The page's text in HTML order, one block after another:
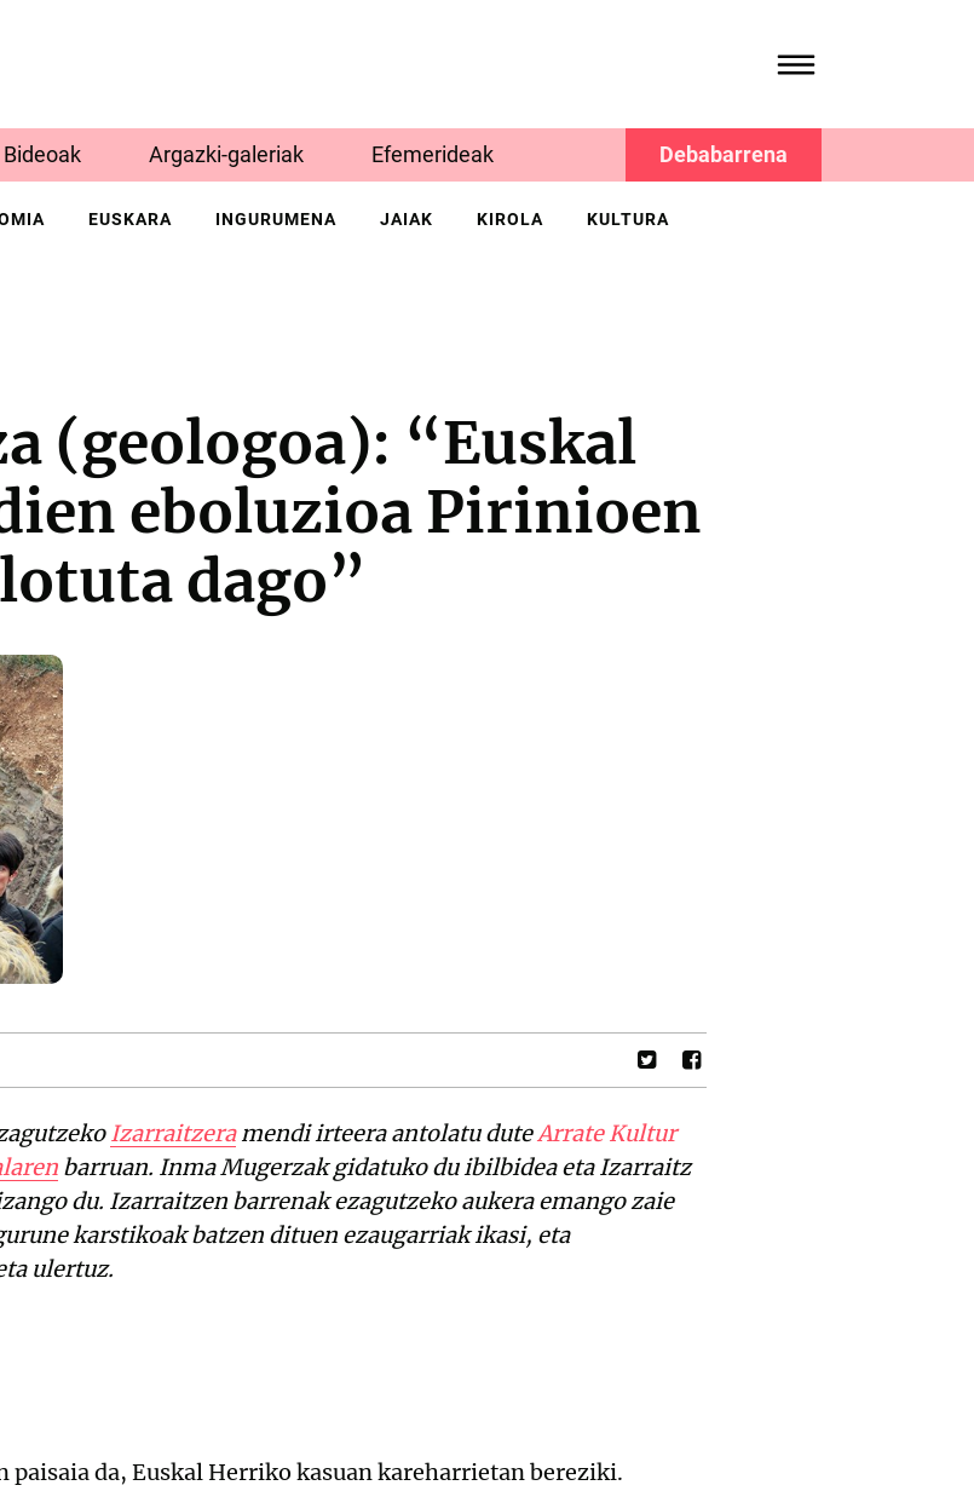
Bideoak Argazki-galeriak Efemerideak Debabarrena
EUSKARA INGURUMENA JAIAK KIROLA KULTURA
(geologoa): “Euskal
eboluzioa Pirinioen
dago”
Izarraitzeramendi irteera antolatu duteArrate Kultur
barruan. Inma Mugerzak gidatuko du ibilbidea eta Izarraitz
du. Izarraitzen barrenak ezagutzeko aukera emango zaie
karstikoak batzen dituen ezaugarriak ikasi, eta
ulertuz.
paisaia da, Euskal Herriko kasuan kareharrietan bereziki.